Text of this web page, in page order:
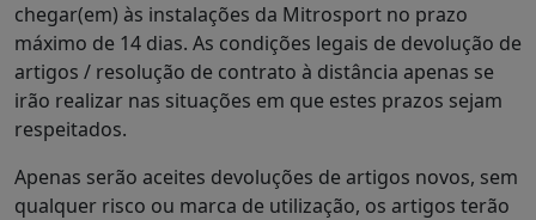
chegar(em) às instalações da Mitrosport no prazo
máximo de 14 dias. As condições legais de devolução de
artigos / resolução de contrato à distância apenas se
irão realizar nas situações em que estes prazos sejam
respeitados.
Apenas serão aceites devoluções de artigos novos, sem
qualquer risco ou marca de utilização, os artigos terão